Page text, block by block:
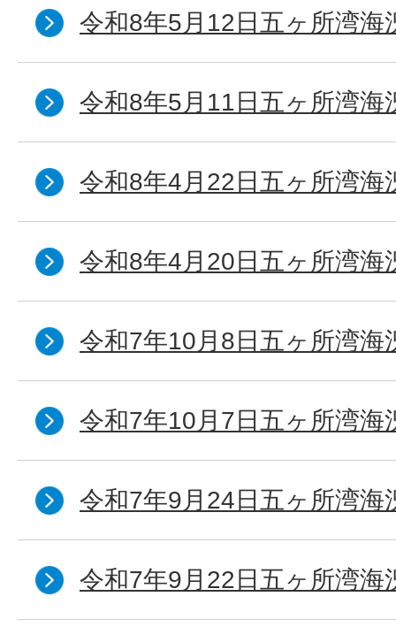
令和8年5月12日五ヶ所湾海
令和8年5月11日五ヶ所湾海
令和8年4月22日五ヶ所湾海
令和8年4月20日五ヶ所湾海
令和7年10月8日五ヶ所湾海
令和7年10月7日五ヶ所湾海
令和7年9月24日五ヶ所湾海
令和7年9月22日五ヶ所湾海